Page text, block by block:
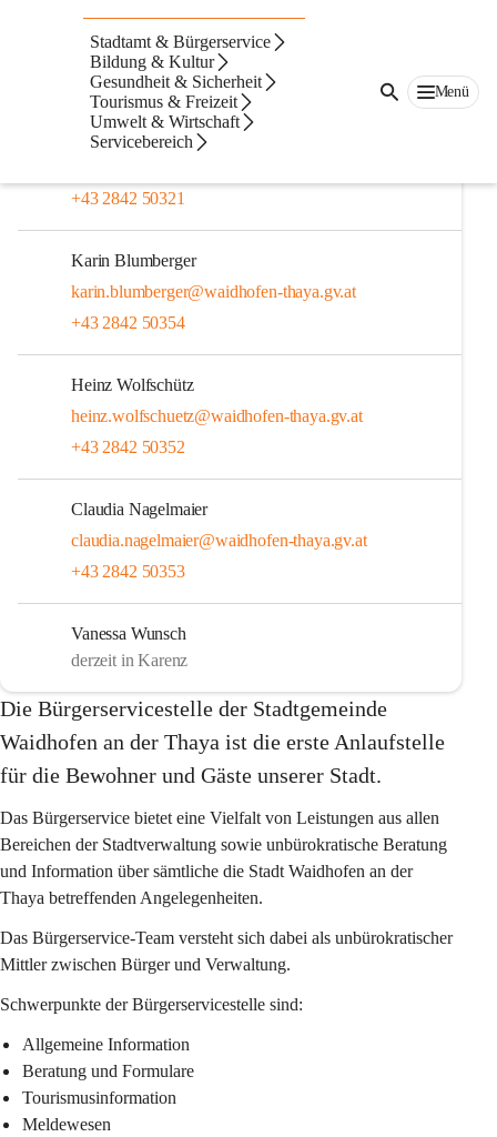
Stadtamt & Bürgerservice
Bildung & Kultur
Gesundheit & Sicherheit
Tourismus & Freizeit
Umwelt & Wirtschaft
Servicebereich
Menü
Bürgerservice
Ihre erste Anlaufstelle im Rathaus
Irmgard Scherzer
Referatsleitung Bürgerservice | Standesbeamtin
+43 2842 50321
Karin Blumberger
karin.blumberger@waidhofen-thaya.gv.at
+43 2842 50354
Heinz Wolfschütz
heinz.wolfschuetz@waidhofen-thaya.gv.at
+43 2842 50352
Claudia Nagelmaier
claudia.nagelmaier@waidhofen-thaya.gv.at
+43 2842 50353
Vanessa Wunsch
derzeit in Karenz
Die Bürgerservicestelle der Stadtgemeinde
Waidhofen an der Thaya ist die erste Anlaufstelle
für die Bewohner und Gäste unserer Stadt.
Das Bürgerservice bietet eine Vielfalt von Leistungen aus allen
Bereichen der Stadtverwaltung sowie unbürokratische Beratung
und Information über sämtliche die Stadt Waidhofen an der
Thaya betreffenden Angelegenheiten.
Das Bürgerservice-Team versteht sich dabei als unbürokratischer
Mittler zwischen Bürger und Verwaltung.
Schwerpunkte der Bürgerservicestelle sind:
Allgemeine Information
Beratung und Formulare
Tourismusinformation
Meldewesen